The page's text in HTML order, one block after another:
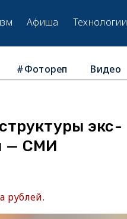
Афиша Технологии
#Фотореп Видео
экс-
— СМИ
рублей.